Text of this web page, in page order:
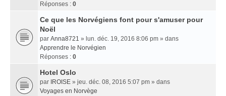
Réponses : 0
Ce que les Norvégiens font pour s'amuser pour
Noël
par Anna8721 » lun. déc. 19, 2016 8:06 pm » dans
Apprendre le Norvégien
Réponses : 0
Hotel Oslo
par IROISE » jeu. déc. 08, 2016 5:07 pm » dans
Voyages en Norvège